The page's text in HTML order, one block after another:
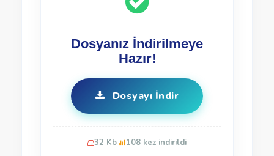
Dosyanız İndirilmeye
Hazır!
Dosyayı İndir
32 Kb 108 kez indirildi